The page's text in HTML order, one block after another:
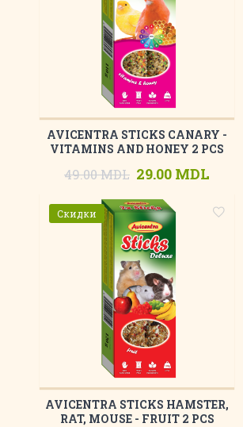
AVICENTRA STICKS CANARY -
VITAMINS AND HONEY 2 PCS
49.00 MDL 29.00 MDL
Скидки
AVICENTRA STICKS HAMSTER,
RAT, MOUSE - FRUIT 2 PCS